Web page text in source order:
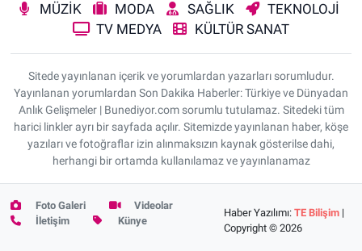
MÜZİK
MODA SAĞLIK
TEKNOLOJİ
TV MEDYA
KÜLTÜR SANAT
Sitede yayınlanan içerik ve yorumlardan yazarları sorumludur.
Yayınlanan yorumlardan Son Dakika Haberler: Türkiye ve Dünyadan
Anlık Gelişmeler | Bunediyor.com sorumlu tutulamaz. Sitedeki tüm
harici linkler ayrı bir sayfada açılır. Sitemizde yayınlanan haber, köşe
yazıları ve fotoğraflar izin alınmaksızın kaynak gösterilse dahi,
herhangi bir ortamda kullanılamaz ve yayınlanamaz
Foto Galeri
Videolar
İletişim
Künye
Haber Yazılımı:TE Bilişim |
Copyright © 2026